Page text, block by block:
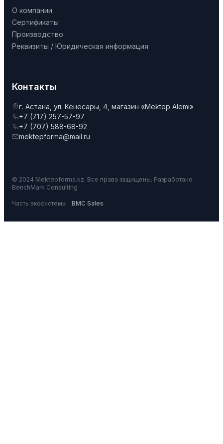
О компании
Сертификаты
Производство
Реквизиты / Юридическая информация
Контакты
г. Астана, ул. Кенесары, 4, магазин «Mektep Alemi»
+7 (717) 257-57-97
+7 (707) 588-68-92
mektepforma@mail.ru
© 2024 Mektepforma.kz. Все права защищены. Разработано
BenchMark Consulting
Часть экосистемы BMC Sales